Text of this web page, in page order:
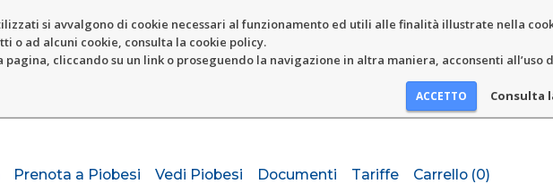
si avvalgono di cookie necessari al funzionamento ed utili alle finalità illustrate nella
o ad alcuni cookie, consulta la cookie policy.
cliccando su un link o proseguendo la navigazione in altra maniera, acconsenti all’uso
Consulta
Prenota a Piobesi Vedi Piobesi Documenti Tariffe Carrello (0)